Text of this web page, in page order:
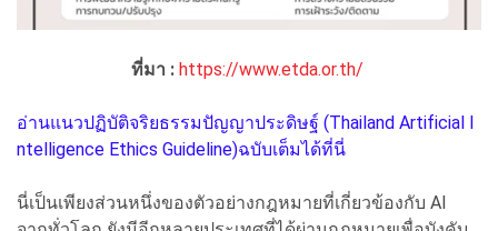
ที่มา : https://www.etda.or.th/
อ่านแนวปฏิบัติจริยธรรมปัญญาประดิษฐ์ (Thailand Artificial I
ntelligence Ethics Guideline)ฉบับเต็มได้ที่นี่
นี่เป็นเพียงส่วนหนึ่งของตัวอย่างกฎหมายที่เกี่ยวข้องกับ AI